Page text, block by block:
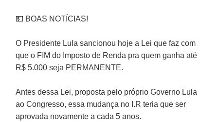
💵 BOAS NOTÍCIAS!
O Presidente Lula sancionou hoje a Lei que faz com
que o FIM do Imposto de Renda pra quem ganha até
R$ 5.000 seja PERMANENTE.
Antes dessa Lei, proposta pelo próprio Governo Lula
ao Congresso, essa mudança no I.R teria que ser
aprovada novamente a cada 5 anos.